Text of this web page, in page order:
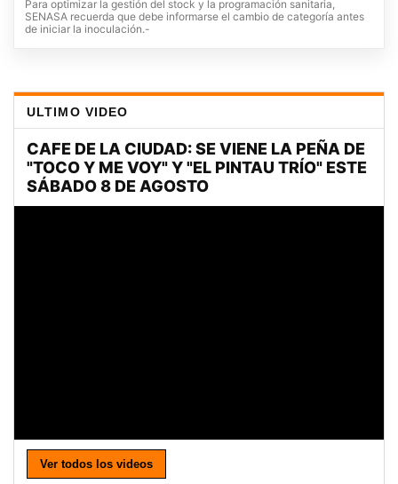
Para optimizar la gestión del stock y la programación sanitaria,
SENASA recuerda que debe informarse el cambio de categoría antes
de iniciar la inoculación.-
ULTIMO VIDEO
Ver todos los videos